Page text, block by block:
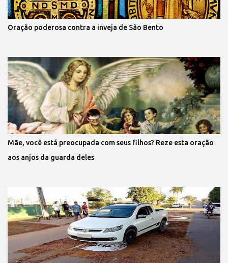
Oração poderosa contra a inveja de São Bento
Mãe, você está preocupada com seus filhos? Reze esta oração
aos anjos da guarda deles